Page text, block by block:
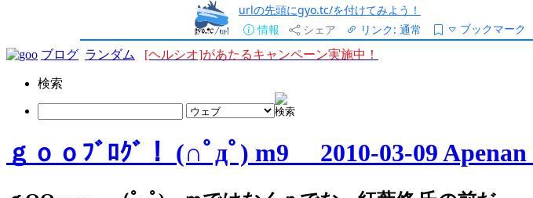
urlの先頭にgyo.tc/を付けてみよう！
情報
シェア リンク: 通常 ブックマーク